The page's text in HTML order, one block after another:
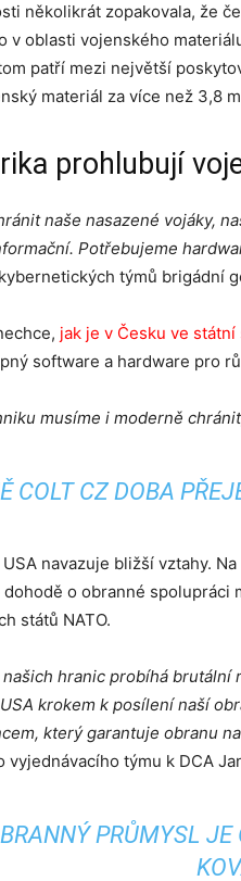
několikrát zopakovala, že
v oblasti vojenského
patří mezi největší
materiál za více než 3,8
prohlubují
naše nasazené vojáky,
Potřebujeme
týmů brigádní
jak je v Česku ve
software a hardware pro
musíme i moderně
COLT CZ DOBA
navazuje bližší vztahy.
o obranné spolupráci
států NATO.
našich hranic probíhá
krokem k posílení naší
který garantuje obranu
vyjednávacího týmu k DCA
PRŮMYSL